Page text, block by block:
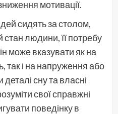
мотивації.
сидять за столом,
стан людини, її потребу
може вказувати як на
так і на напруження або
сну та власні
свої справжні
поведінку в